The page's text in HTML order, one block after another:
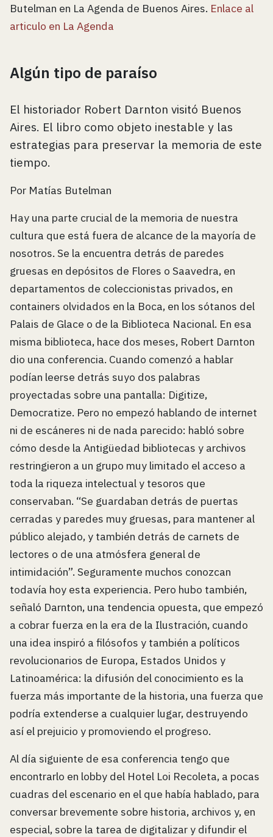
Butelman en La Agenda de Buenos Aires. Enlace al
articulo en La Agenda
Algún tipo de paraíso
El historiador Robert Darnton visitó Buenos
Aires. El libro como objeto inestable y las
estrategias para preservar la memoria de este
tiempo.
Por Matías Butelman
Hay una parte crucial de la memoria de nuestra
cultura que está fuera de alcance de la mayoría de
nosotros. Se la encuentra detrás de paredes
gruesas en depósitos de Flores o Saavedra, en
departamentos de coleccionistas privados, en
containers olvidados en la Boca, en los sótanos del
Palais de Glace o de la Biblioteca Nacional. En esa
misma biblioteca, hace dos meses, Robert Darnton
dio una conferencia. Cuando comenzó a hablar
podían leerse detrás suyo dos palabras
proyectadas sobre una pantalla: Digitize,
Democratize. Pero no empezó hablando de internet
ni de escáneres ni de nada parecido: habló sobre
cómo desde la Antigüedad bibliotecas y archivos
restringieron a un grupo muy limitado el acceso a
toda la riqueza intelectual y tesoros que
conservaban. “Se guardaban detrás de puertas
cerradas y paredes muy gruesas, para mantener al
público alejado, y también detrás de carnets de
lectores o de una atmósfera general de
intimidación”. Seguramente muchos conozcan
todavía hoy esta experiencia. Pero hubo también,
señaló Darnton, una tendencia opuesta, que empezó
a cobrar fuerza en la era de la Ilustración, cuando
una idea inspiró a filósofos y también a políticos
revolucionarios de Europa, Estados Unidos y
Latinoamérica: la difusión del conocimiento es la
fuerza más importante de la historia, una fuerza que
podría extenderse a cualquier lugar, destruyendo
así el prejuicio y promoviendo el progreso.
Al día siguiente de esa conferencia tengo que
encontrarlo en lobby del Hotel Loi Recoleta, a pocas
cuadras del escenario en el que había hablado, para
conversar brevemente sobre historia, archivos y, en
especial, sobre la tarea de digitalizar y difundir el